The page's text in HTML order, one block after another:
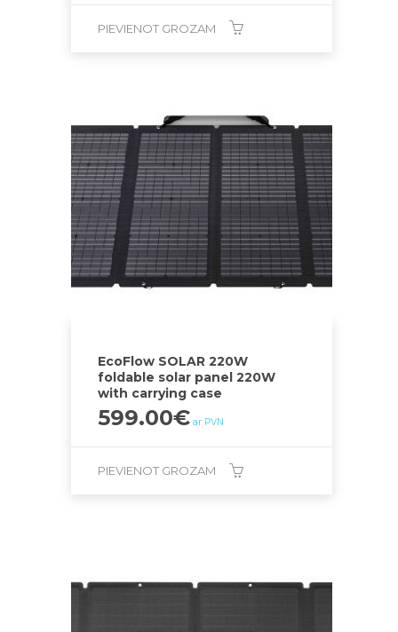
PIEVIENOT GROZAM
EcoFlow SOLAR 220W
foldable solar panel 220W
with carrying case
599.00€ ar PVN
PIEVIENOT GROZAM